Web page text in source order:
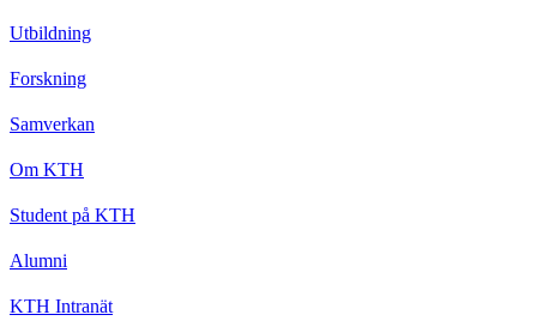
Utbildning
Forskning
Samverkan
Om KTH
Student på KTH
Alumni
KTH Intranät